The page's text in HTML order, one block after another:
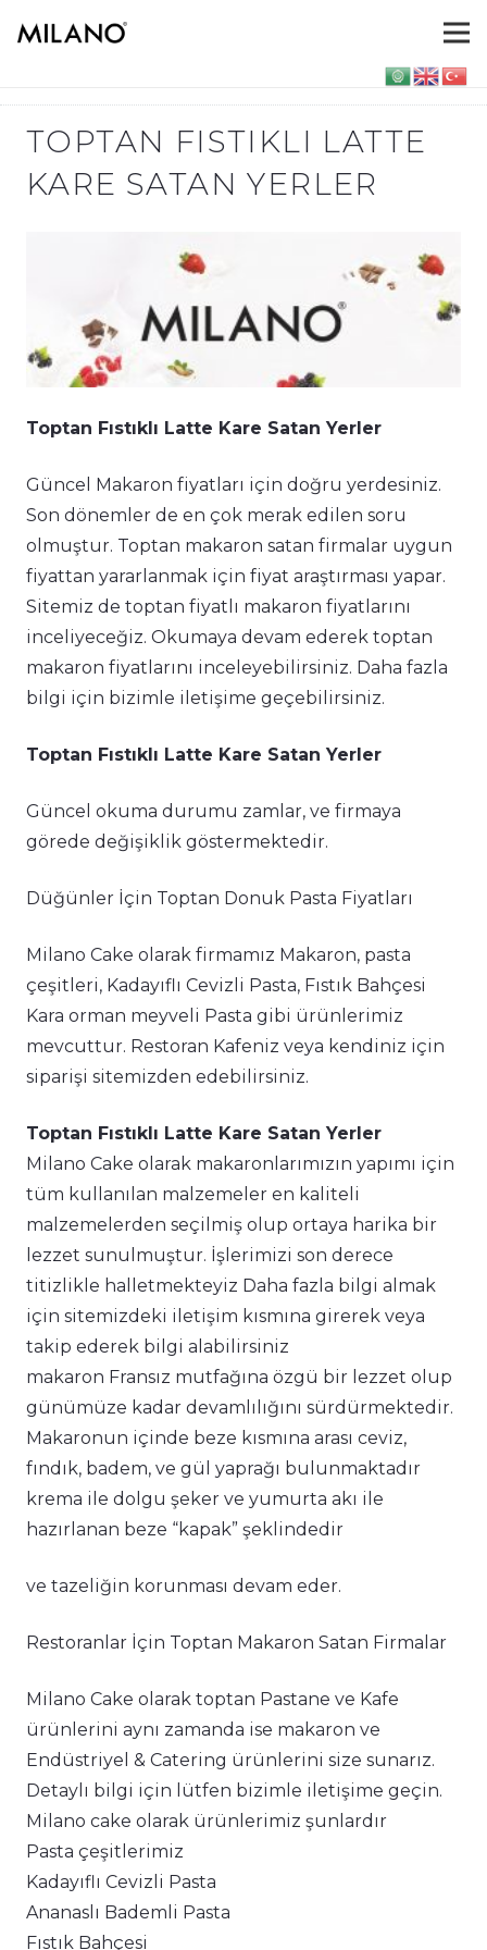
TOPTAN FISTIKLI LATTE
KARE SATAN YERLER
Toptan Fıstıklı Latte Kare Satan Yerler
Güncel Makaron fiyatları için doğru yerdesiniz.
Son dönemler de en çok merak edilen soru
olmuştur. Toptan makaron satan firmalar uygun
fiyattan yararlanmak için fiyat araştırması yapar.
Sitemiz de toptan fiyatlı makaron fiyatlarını
inceliyeceğiz. Okumaya devam ederek toptan
makaron fiyatlarını inceleyebilirsiniz. Daha fazla
bilgi için bizimle iletişime geçebilirsiniz.
Toptan Fıstıklı Latte Kare Satan Yerler
Güncel okuma durumu zamlar, ve firmaya
görede değişiklik göstermektedir.
Düğünler İçin Toptan Donuk Pasta Fiyatları
Milano Cake olarak firmamız Makaron, pasta
çeşitleri, Kadayıflı Cevizli Pasta, Fıstık Bahçesi
Kara orman meyveli Pasta gibi ürünlerimiz
mevcuttur. Restoran Kafeniz veya kendiniz için
siparişi sitemizden edebilirsiniz.
Toptan Fıstıklı Latte Kare Satan Yerler
Milano Cake olarak makaronlarımızın yapımı için
tüm kullanılan malzemeler en kaliteli
malzemelerden seçilmiş olup ortaya harika bir
lezzet sunulmuştur. İşlerimizi son derece
titizlikle halletmekteyiz Daha fazla bilgi almak
için sitemizdeki iletişim kısmına girerek veya
takip ederek bilgi alabilirsiniz
makaron Fransız mutfağına özgü bir lezzet olup
günümüze kadar devamlılığını sürdürmektedir.
Makaronun içinde beze kısmına arası ceviz,
fındık, badem, ve gül yaprağı bulunmaktadır
krema ile dolgu şeker ve yumurta akı ile
hazırlanan beze “kapak” şeklindedir
ve tazeliğin korunması devam eder.
Restoranlar İçin Toptan Makaron Satan Firmalar
Milano Cake olarak toptan Pastane ve Kafe
ürünlerini aynı zamanda ise makaron ve
Endüstriyel & Catering ürünlerini size sunarız.
Detaylı bilgi için lütfen bizimle iletişime geçin.
Milano cake olarak ürünlerimiz şunlardır
Pasta çeşitlerimiz
Kadayıflı Cevizli Pasta
Ananaslı Bademli Pasta
Fıstık Bahçesi